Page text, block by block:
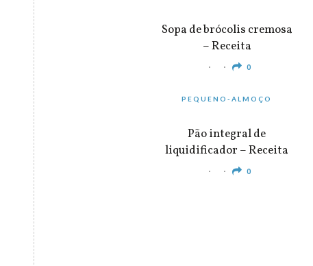
Sopa de brócolis cremosa
– Receita
0
PEQUENO-ALMOÇO
Pão integral de
liquidificador – Receita
0